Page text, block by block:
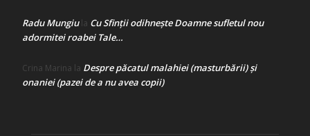
Radu Mungiula Cu Sfinții odihnește Doamne sufletul nou
adormitei roabei Tale…
Crina Marina la Despre păcatul malahiei (masturbării) şi
onaniei (pazei de a nu avea copii)